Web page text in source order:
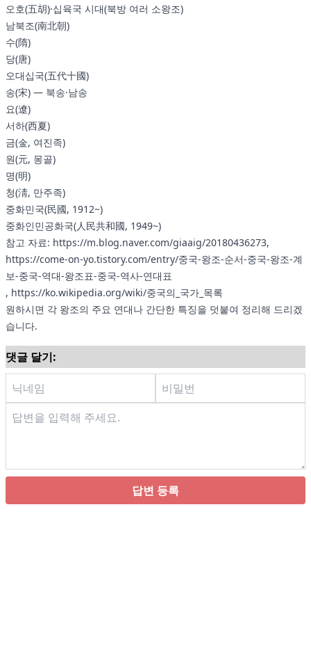
오호(五胡)·십육국 시대(북방 여러 소왕조)
남북조(南北朝)
수(隋)
당(唐)
오대십국(五代十國)
송(宋) — 북송·남송
요(遼)
서하(西夏)
금(金, 여진족)
원(元, 몽골)
명(明)
청(淸, 만주족)
중화민국(民國, 1912~)
중화인민공화국(人民共和國, 1949~)
참고 자료: https://m.blog.naver.com/giaaig/20180436273,
https://come-on-yo.tistory.com/entry/중국-왕조-순서-중국-왕조-계
보-중국-역대-왕조표-중국-역사-연대표
, https://ko.wikipedia.org/wiki/중국의_국가_목록
원하시면 각 왕조의 주요 연대나 간단한 특징을 덧붙여 정리해 드리겠
습니다.
댓글 달기:
답변 등록